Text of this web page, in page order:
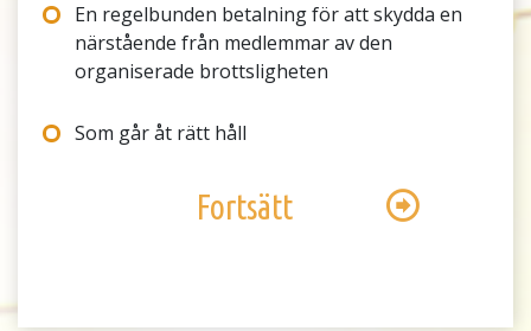
En regelbunden betalning för att skydda en
närstående från medlemmar av den
organiserade brottsligheten
Som går åt rätt håll
Fortsätt